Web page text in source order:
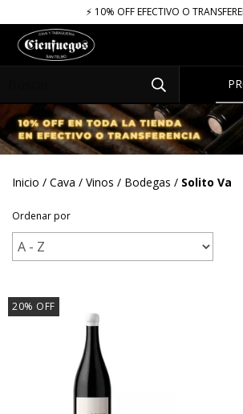
⚡​​​ 10% OFF EFECTIVO O
Inicio / Cava / Vinos / Bodegas / Solito Va
Ordenar por
20% OFF